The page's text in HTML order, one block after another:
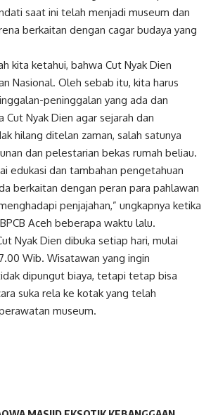
saat ini telah menjadi museum dan
berkaitan dengan cagar budaya yang
kita ketahui, bahwa Cut Nyak Dien
Nasional. Oleh sebab itu, kita harus
peninggalan yang ada dan
Cut Nyak Dien agar sejarah dan
hilang ditelan zaman, salah satunya
dan pelestarian bekas rumah beliau.
edukasi dan tambahan pengetahuan
berkaitan dengan peran para pahlawan
penjajahan,” ungkapnya ketika
Aceh beberapa waktu lalu.
Nyak Dien dibuka setiap hari, mulai
Wib. Wisatawan yang ingin
dipungut biaya, tetapi tetap bisa
suka rela ke kotak yang telah
museum.